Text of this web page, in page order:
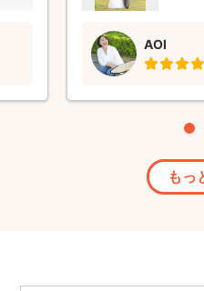
て
いてないという状況
談させていただいた
をご提案してくださ
場所を変更して早咲
園で撮っていただく
した。撮影当日も緊
場を盛り上げてくだ
方々に極力迷惑にな
AOI
もっ